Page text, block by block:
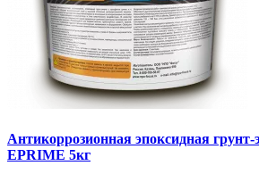
Антикоррозионная эпоксидная
EPRIME 5кг